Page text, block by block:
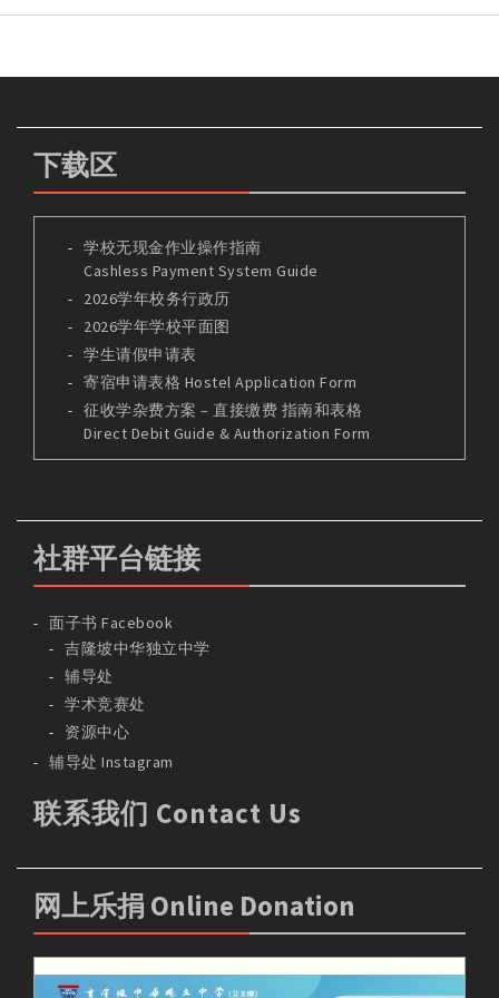
下载区
学校无现金作业操作指南
Cashless Payment System Guide
2026学年校务行政历
2026学年学校平面图
学生请假申请表
寄宿申请表格 Hostel Application Form
征收学杂费方案 – 直接缴费 指南和表格
Direct Debit Guide & Authorization Form
社群平台链接
面子书 Facebook
吉隆坡中华独立中学
辅导处
学术竞赛处
资源中心
辅导处 Instagram
联系我们 Contact Us
网上乐捐 Online Donation